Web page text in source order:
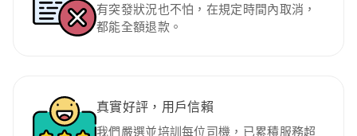
有突發狀況也不怕，在規定時間內取消，
都能全額退款。
真實好評，用戶信賴
我們嚴選並培訓每位司機，已累積服務超